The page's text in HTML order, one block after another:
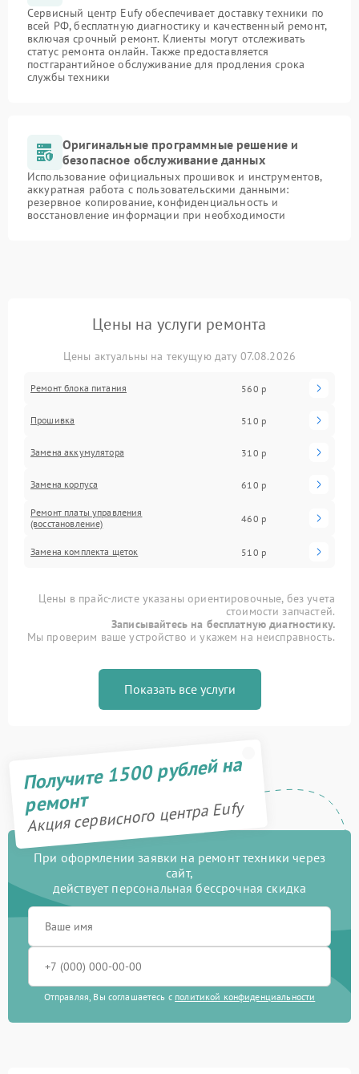
Сервисный центр Eufy обеспечивает доставку техники по
всей РФ, бесплатную диагностику и качественный ремонт,
включая срочный ремонт. Клиенты могут отслеживать
статус ремонта онлайн. Также предоставляется
постгарантийное обслуживание для продления срока
службы техники
Оригинальные программные решение и
безопасное обслуживание данных
Использование официальных прошивок и инструментов,
аккуратная работа с пользовательскими данными:
резервное копирование, конфиденциальность и
восстановление информации при необходимости
Цены на услуги ремонта
Цены актуальны на текущую дату 07.08.2026
Ремонт блока питания 560 р
Прошивка 510 р
Замена аккумулятора 310 р
Замена корпуса 610 р
Ремонт платы управления
(восстановление)
460 р
Замена комплекта щеток 510 р
Цены в прайс-листе указаны ориентировочные, без учета
стоимости запчастей.
Записывайтесь на бесплатную диагностику.
Мы проверим ваше устройство и укажем на неисправность.
Показать все услуги
Получите 1500 рублей на
ремонт
Акция сервисного центра Eufy
При оформлении заявки на ремонт техники через
сайт,
действует персональная бессрочная скидка
Отправляя, Вы соглашаетесь с политикой конфиденциальности